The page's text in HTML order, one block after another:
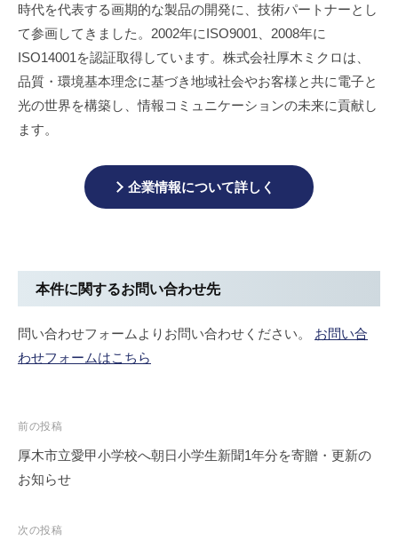
カ
ー
で
す
時代を代表する画期的な製品の開発に、技術パートナーとし
て参画してきました。2002年にISO9001、2008年に
ISO14001を認証取得しています。株式会社厚木ミクロは、
品質・環境基本理念に基づき地域社会やお客様と共に電子と
光の世界を構築し、情報コミュニケーションの未来に貢献し
ます。
企業情報について詳しく
本件に関するお問い合わせ先
問い合わせフォームよりお問い合わせください。 お問い合
わせフォームはこちら
前の投稿
厚木市立愛甲小学校へ朝日小学生新聞1年分を寄贈・更新の
お知らせ
次の投稿